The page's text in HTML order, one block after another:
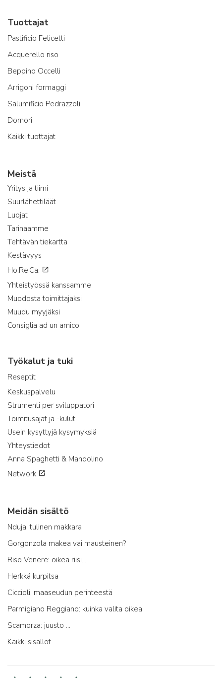
Tuottajat
Pastificio Felicetti
Acquerello riso
Beppino Occelli
Arrigoni formaggi
Salumificio Pedrazzoli
Domori
Kaikki tuottajat
Meistä
Yritys ja tiimi
Suurlähettiläät
Luojat
Tarinaamme
Tehtävän tiekartta
Kestävyys
Ho.Re.Ca.
Yhteistyössä kanssamme
Muodosta toimittajaksi
Muudu myyjäksi
Consiglia ad un amico
Työkalut ja tuki
Reseptit
Keskuspalvelu
Strumenti per sviluppatori
Toimitusajat ja -kulut
Usein kysyttyjä kysymyksiä
Yhteystiedot
Anna Spaghetti & Mandolino
Network
Meidän sisältö
Nduja: tulinen makkara
Gorgonzola makea vai mausteinen?
Riso Venere: oikea riisi...
Herkkä kurpitsa
Ciccioli, maaseudun perinteestä
Parmigiano Reggiano: kuinka valita oikea
Scamorza: juusto ...
Kaikki sisällöt